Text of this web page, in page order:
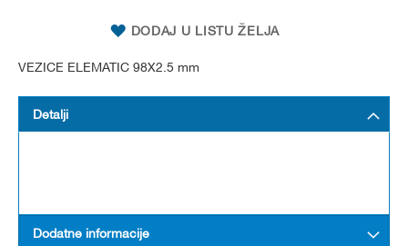
DODAJ U LISTU ŽELJA
VEZICE ELEMATIC 98X2.5 mm
Detalji
Dodatne informacije